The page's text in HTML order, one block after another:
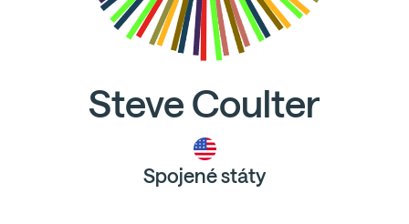
Steve Coulter
Spojené státy